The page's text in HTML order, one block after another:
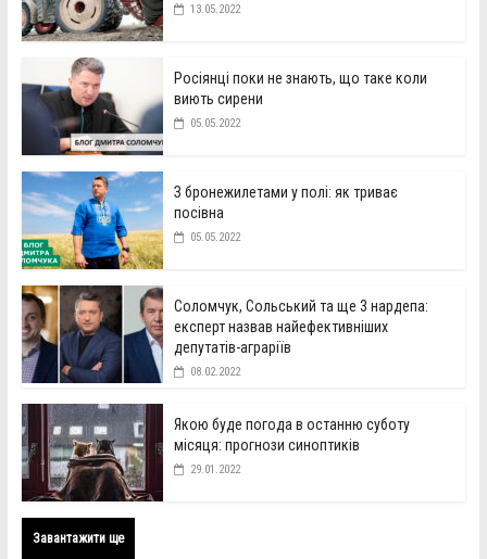
13.05.2022
Росіянці поки не знають, що таке коли
виють сирени
05.05.2022
З бронежилетами у полі: як триває
посівна
05.05.2022
Соломчук, Сольський та ще 3 нардепа:
експерт назвав найефективніших
депутатів-аграріїв
08.02.2022
Якою буде погода в останню суботу
місяця: прогнози синоптиків
29.01.2022
Завантажити ще